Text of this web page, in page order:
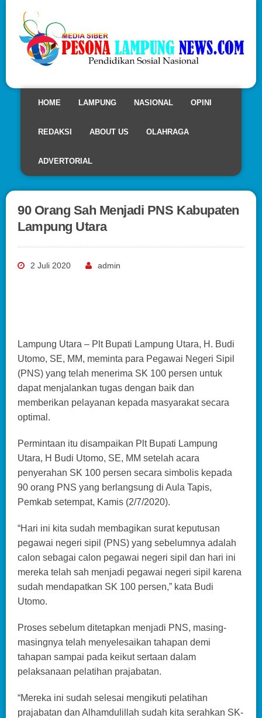
HOME LAMPUNG NASIONAL OPINI
REDAKSI ABOUT US OLAHRAGA
ADVERTORIAL
90 Orang Sah Menjadi PNS Kabupaten
Lampung Utara
2 Juli 2020 admin
Lampung Utara – Plt Bupati Lampung Utara, H. Budi
Utomo, SE, MM, meminta para Pegawai Negeri Sipil
(PNS) yang telah menerima SK 100 persen untuk
dapat menjalankan tugas dengan baik dan
memberikan pelayanan kepada masyarakat secara
optimal.
Permintaan itu disampaikan Plt Bupati Lampung
Utara, H Budi Utomo, SE, MM setelah acara
penyerahan SK 100 persen secara simbolis kepada
90 orang PNS yang berlangsung di Aula Tapis,
Pemkab setempat, Kamis (2/7/2020).
“Hari ini kita sudah membagikan surat keputusan
pegawai negeri sipil (PNS) yang sebelumnya adalah
calon sebagai calon pegawai negeri sipil dan hari ini
mereka telah sah menjadi pegawai negeri sipil karena
sudah mendapatkan SK 100 persen,” kata Budi
Utomo.
Proses sebelum ditetapkan menjadi PNS, masing-
masingnya telah menyelesaikan tahapan demi
tahapan sampai pada keikut sertaan dalam
pelaksanaan pelatihan prajabatan.
“Mereka ini sudah selesai mengikuti pelatihan
prajabatan dan Alhamdulillah sudah kita serahkan SK-